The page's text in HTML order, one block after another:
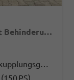
Selection Angebot f. Menschen mit Behinderung 100%! 1.5 TSI Mild-Hybrid 150PS DSG, 17" Alu, Parksensoren v/h, Rückfahrkamera, 3-Zonen-Climatronic, SunSet, Sitzheizung, Side Assist, Fernlicht-Assist, Tempomat, Infotainment 10" + Smartlink, Virtual Cockpit, Tempo
Doppelkupplungsgetriebe (DSG)